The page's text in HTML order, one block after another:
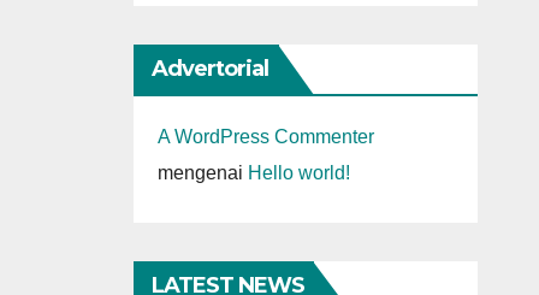
Advertorial
A WordPress Commenter
mengenai Hello world!
LATEST NEWS